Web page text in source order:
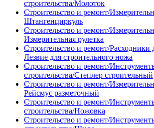
строительства/Молоток
Строительство и ремонт/
Штангенциркуль
Строительство и ремонт/
Измерительная рулетка
Строительство и ремонт/Расходники
Лезвие для строительного ножа
Строительство и ремонт/
строительства/Степлер строительный
Строительство и ремонт/
Рейсмус разметочный
Строительство и ремонт/
строительства/Ножовка
Строительство и ремонт/